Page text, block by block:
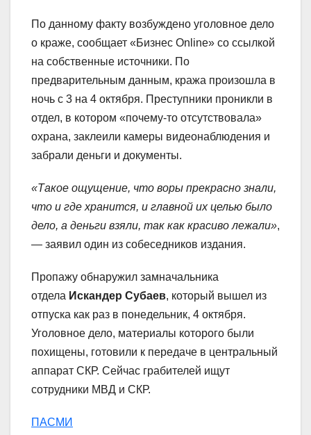
По данному факту возбуждено уголовное дело
о краже, сообщает «Бизнес Online» со ссылкой
на собственные источники. По
предварительным данным, кража произошла в
ночь с 3 на 4 октября. Преступники проникли в
отдел, в котором «почему-то отсутствовала»
охрана, заклеили камеры видеонаблюдения и
забрали деньги и документы.
«Такое ощущение, что воры прекрасно знали,
что и где хранится, и главной их целью было
дело, а деньги взяли, так как красиво лежали»,
— заявил один из собеседников издания.
Пропажу обнаружил замначальника
отдела Искандер Субаев, который вышел из
отпуска как раз в понедельник, 4 октября.
Уголовное дело, материалы которого были
похищены, готовили к передаче в центральный
аппарат СКР. Сейчас грабителей ищут
сотрудники МВД и СКР.
ПАСМИ